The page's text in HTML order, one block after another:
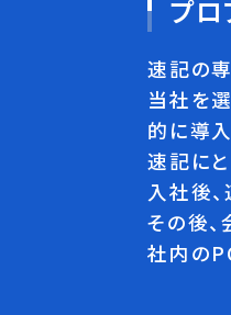
プロ
速記の
当社を
的に導入
速記に
入社後
その後
社内の